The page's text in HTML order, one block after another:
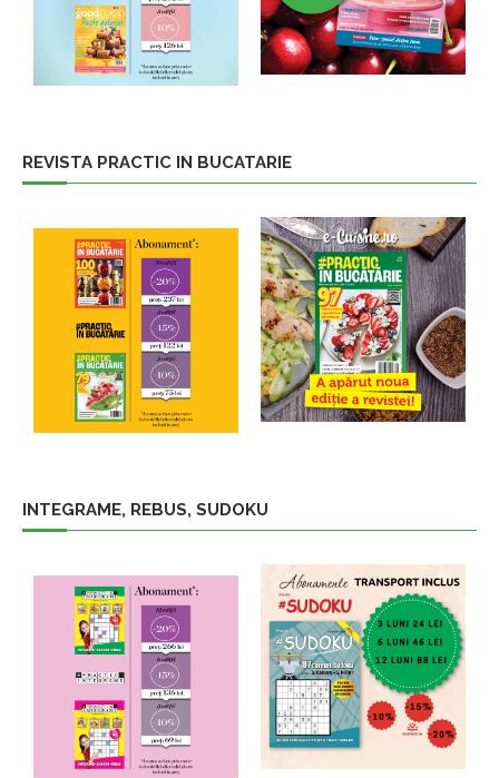
REVISTA PRACTIC IN BUCATARIE
INTEGRAME, REBUS, SUDOKU